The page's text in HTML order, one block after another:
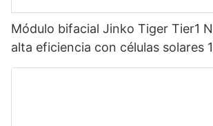
Módulo bifacial Jinko Tiger Tier1
alta eficiencia con células solares
vatios, 620 vatios, 630 vatios y